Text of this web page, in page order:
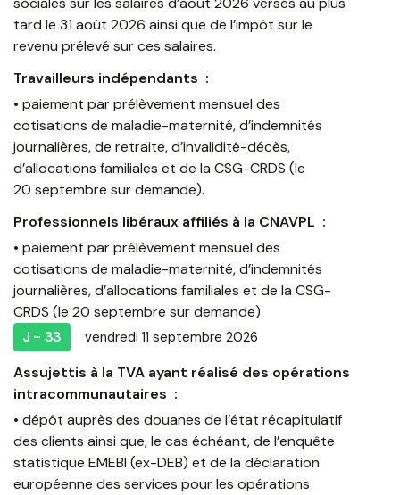
tard le 31 août 2026 ainsi que de l’impôt sur le
revenu prélevé sur ces salaires.
Travailleurs indépendants :
• paiement par prélèvement mensuel des
cotisations de maladie-maternité, d’indemnités
journalières, de retraite, d’invalidité-décès,
d’allocations familiales et de la CSG-CRDS (le
20 septembre sur demande).
Professionnels libéraux affiliés à la CNAVPL :
• paiement par prélèvement mensuel des
cotisations de maladie-maternité, d’indemnités
journalières, d’allocations familiales et de la CSG-
CRDS (le 20 septembre sur demande)
J - 33
vendredi 11 septembre 2026
Assujettis à la TVA ayant réalisé des opérations
intracommunautaires :
• dépôt auprès des douanes de l’état récapitulatif
des clients ainsi que, le cas échéant, de l’enquête
statistique EMEBI (ex-DEB) et de la déclaration
européenne des services pour les opérations